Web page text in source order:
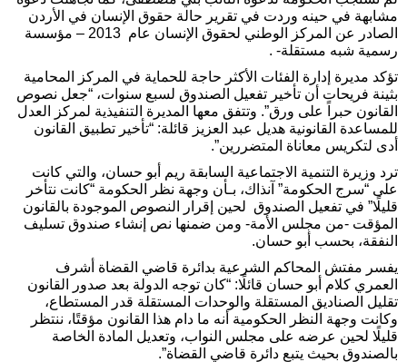
مشابهة في حينه وردت في تقرير حالة حقوق الإنسان في الأردن
الصادر عن المركز الوطني لحقوق الإنسان عام 2013 – مؤسسة
رسمية شبه مستقلة- .
تؤكد مديرة إدارة الفئات الأكثر حاجة للحماية في المركز المحامية
بثينة فريحات أن تأخير تفعيل الصندوق لسبع سنوات، “جعل نصوص
القانون حبراً على ورق”. وتتفق معها المديرة التنفيذية لمركز العدل
للمساعدة القانونية هديل عبد العزيز قائلة: “تأخير تطبيق القانون
أدى لتكريس معاناة المتضررين”.
ترد وزيرة التنمية الاجتماعية السابقة ريم أبو حسان، والتي كانت
على “سرج الحكومة” آنذاك، بـأن وجهة نظر الحكومة “كانت نتأخر
قليلًا” في تفعيل الصندوق لحين إقرار النصوص الموجودة بالقانون
المؤقت -من مجلس الأمة- ومن ضمنها نص إنشاء صندوق تسليف
النفقة، بحسب أبو حسان.
يفسر مفتش المحاكم الشرعية بدائرة قاضي القضاة أشرف
العمري كلام أبو حسان قائلًا: “كان توجه الدولة بعد صدور القانون
تقليل الصناديق المستقلة والوحدات المستقلة قدر المستطاع،
وكانت وجهة النظر الحكومية أنه ما دام هذا القانون مؤقتًا، ننتظر
قليلًا لحين عرضه على مجلس النواب، وتعديل المادة الخاصة
بالصندوق بحيث يتبع دائرة قاضي القضاة”.